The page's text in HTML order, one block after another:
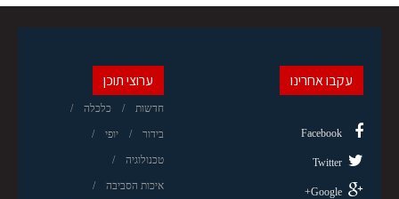
ערוצי תוכן
חדשות כלכלה
בידור יופי
טכנולוגיה
איכות הסביבה
עקבו אחרינו
Facebook
Twitter
Google+